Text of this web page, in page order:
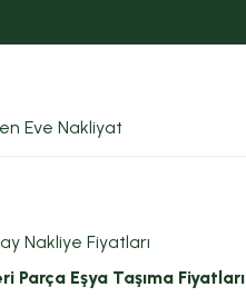
Parça Eşya Taşıma Fiyatları